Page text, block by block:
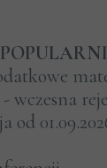
wczesna
od